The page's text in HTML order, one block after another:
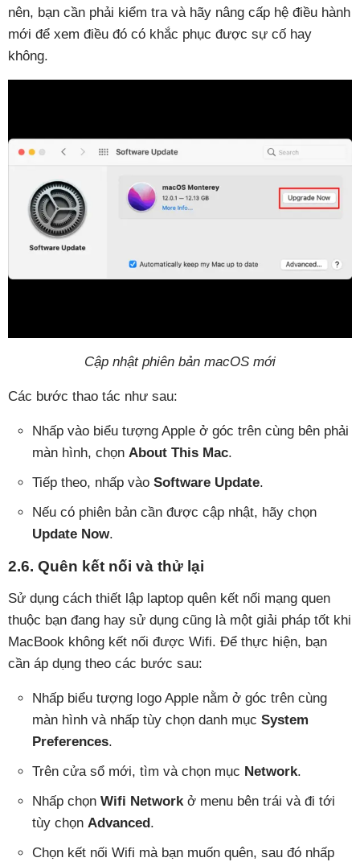
nên, bạn cần phải kiểm tra và hãy nâng cấp hệ điều hành
mới để xem điều đó có khắc phục được sự cố hay
không.
Cập nhật phiên bản macOS mới
Các bước thao tác như sau:
Nhấp vào biểu tượng Apple ở góc trên cùng bên phải
màn hình, chọn About This Mac.
Tiếp theo, nhấp vào Software Update.
Nếu có phiên bản cần được cập nhật, hãy chọn
Update Now.
2.6. Quên kết nối và thử lại
Sử dụng cách thiết lập laptop quên kết nối mạng quen
thuộc bạn đang hay sử dụng cũng là một giải pháp tốt khi
MacBook không kết nối được Wifi. Để thực hiện, bạn
cần áp dụng theo các bước sau:
Nhấp biểu tượng logo Apple nằm ở góc trên cùng
màn hình và nhấp tùy chọn danh mục System
Preferences.
Trên cửa sổ mới, tìm và chọn mục Network.
Nhấp chọn Wifi Networkở menu bên trái và đi tới
tùy chọn Advanced.
Chọn kết nối Wifi mà bạn muốn quên, sau đó nhấp